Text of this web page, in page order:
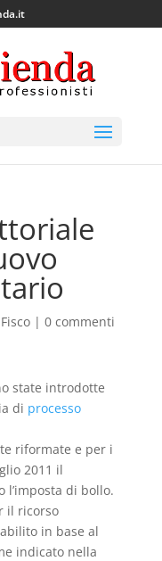
Fisco| 0 commenti
state introdotte
di processo
riformate e per i
2011 il
l’imposta di bollo.
il ricorso
in base al
indicato nella